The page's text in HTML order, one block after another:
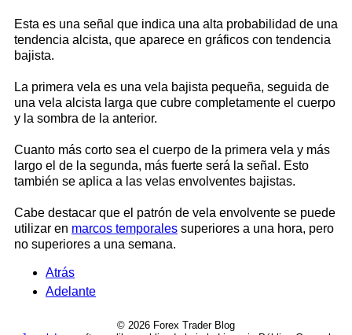
Esta es una señal que indica una alta probabilidad de una
tendencia alcista, que aparece en gráficos con tendencia
bajista.
La primera vela es una vela bajista pequeña, seguida de
una vela alcista larga que cubre completamente el cuerpo
y la sombra de la anterior.
Cuanto más corto sea el cuerpo de la primera vela y más
largo el de la segunda, más fuerte será la señal. Esto
también se aplica a las velas envolventes bajistas.
Cabe destacar que el patrón de vela envolvente se puede
utilizar en marcos temporales superiores a una hora, pero
no superiores a una semana.
Atrás
Adelante
© 2026 Forex Trader Blog